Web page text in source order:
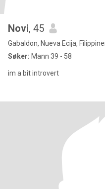
Novi, 45
Gabaldon, Nueva Ecija,
Søker: Mann 39 - 58
im a bit introvert